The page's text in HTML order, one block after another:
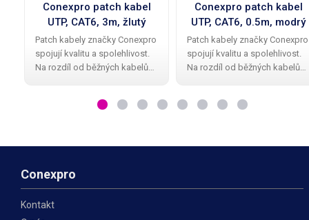
Conexpro patch kabel
UTP, CAT6, 3m, žlutý
Patch kabely značky Conexpro
spojují kvalitu a spolehlivost.
Na rozdíl od běžných kabelů
ochrannou krytku proti
Conexpro patch kabel
UTP, CAT6, 0.5m, modrý
Patch kabely značky Conexpro
spojují kvalitu a spolehlivost.
Na rozdíl od běžných kabelů
ochrannou krytku proti
Conexpro
Kontakt